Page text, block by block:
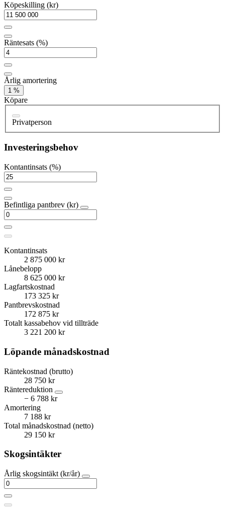
Köpeskilling (kr)
Räntesats (%)
Årlig amortering
1 %
Köpare
Privatperson
Investeringsbehov
Kontantinsats (%)
Befintliga pantbrev (kr)
Kontantinsats
2 875 000 kr
Lånebelopp
8 625 000 kr
Lagfartskostnad
173 325 kr
Pantbrevskostnad
172 875 kr
Totalt kassabehov vid tillträde
3 221 200 kr
Löpande månadskostnad
Räntekostnad (brutto)
28 750 kr
Räntereduktion
− 6 788 kr
Amortering
7 188 kr
Total månadskostnad (netto)
29 150 kr
Skogsintäkter
Årlig skogsintäkt (kr/år)